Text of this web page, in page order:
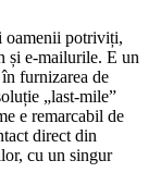
oamenii potriviți,
și e-mailurile. E un
furnizarea de
„last-mile”
e remarcabil de
direct din
cu un singur